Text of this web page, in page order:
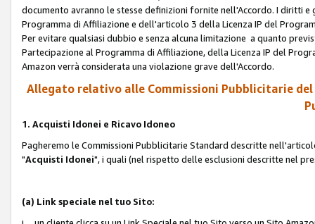
documento avranno le stesse definizioni fornite nell'Accordo. I diritti
Programma di Affiliazione e dell'articolo 3 della Licenza IP del
Per evitare qualsiasi dubbio e senza alcuna limitazione a quanto
Partecipazione al Programma di Affiliazione, della Licenza IP del
Amazon verrà considerata una violazione grave dell'Accordo.
Allegato relativo alle Commissioni Pubblicitarie
1. Acquisti Idonei e Ricavo Idoneo
Pagheremo le Commissioni Pubblicitarie Standard descritte
"Acquisti Idonei", i quali (nel rispetto delle esclusioni descritte nel
(a) Link speciale nel tuo Sito: